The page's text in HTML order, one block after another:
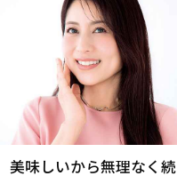
美味しいから無理なく続